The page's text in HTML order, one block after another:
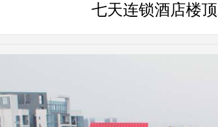
七天连锁酒店楼